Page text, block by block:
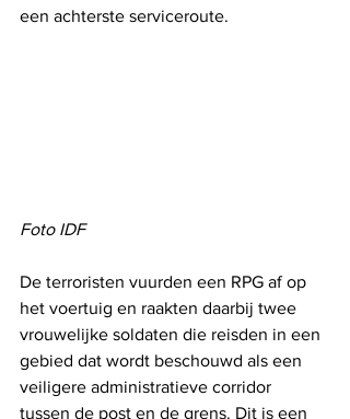
een achterste serviceroute.
Foto IDF
De terroristen vuurden een RPG af op
het voertuig en raakten daarbij twee
vrouwelijke soldaten die reisden in een
gebied dat wordt beschouwd als een
veiligere administratieve corridor
tussen de post en de grens. Dit is een